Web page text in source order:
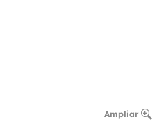
Ampliar